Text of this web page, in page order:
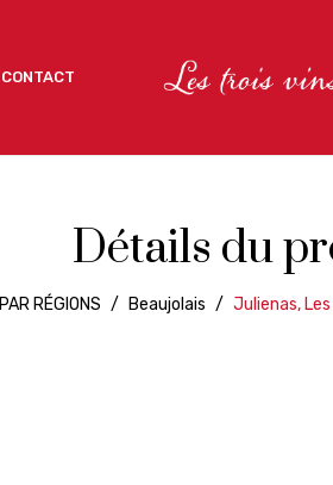
CONTACT
Détails du
PAR RÉGIONS / Beaujolais / Julienas,